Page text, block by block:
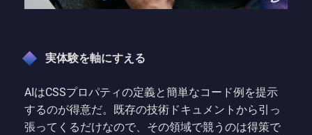
実体験を軸にすえる
AIはCSSプロパティの定義と簡単なコード例を提示
するのが得意だ。既存の技術ドキュメントから引っ
張ってくるだけなので、その領域で競うのは得策で